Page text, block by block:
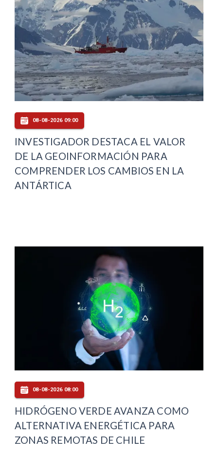
08-08-2026 09:00
INVESTIGADOR DESTACA EL VALOR
DE LA GEOINFORMACIÓN PARA
COMPRENDER LOS CAMBIOS EN LA
ANTÁRTICA
08-08-2026 08:00
HIDRÓGENO VERDE AVANZA COMO
ALTERNATIVA ENERGÉTICA PARA
ZONAS REMOTAS DE CHILE